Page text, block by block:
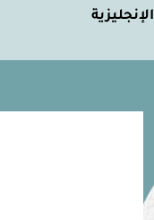
الإنجليزية